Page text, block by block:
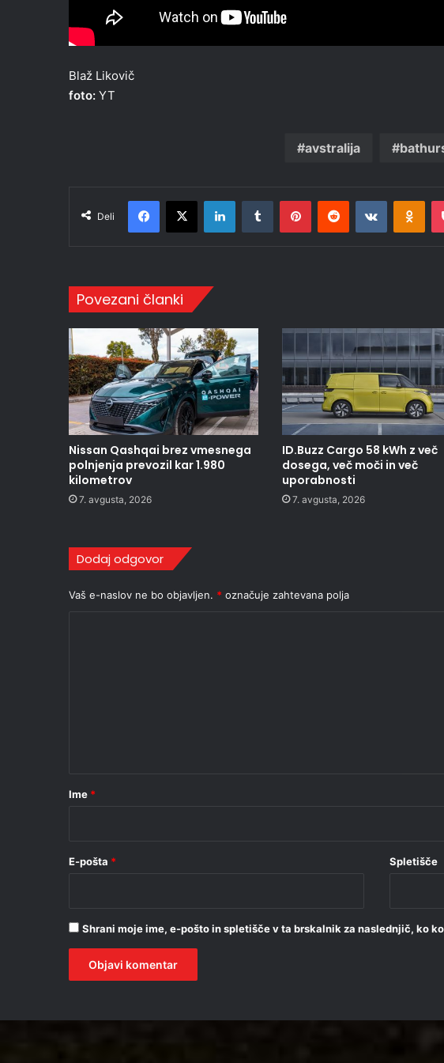
Blaž Likovič
foto: YT
avstralija
Deli
Facebook
X LinkedInTumblr PinterestReddit VKontakte
Povezani članki
Nissan Qashqai brez vmesnega
polnjenja prevozil kar 1.980
kilometrov
7. avgusta, 2026
ID.Buzz Cargo 58 kWh z več
dosega, več moči in več
uporabnosti
7. avgusta, 2026
Dodaj odgovor
Vaš e-naslov ne bo objavljen. * označuje zahtevana polja
r
Ime *
E-pošta * Spletišče
Shrani moje ime, e-pošto in spletišče v ta brskalnik za naslednjič, ko